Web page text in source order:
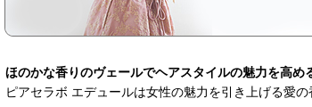
ほのかな香りのヴェールでヘアスタイルの魅力を高め
ピアセラボ エデュールは女性の魅力を引き上げる愛